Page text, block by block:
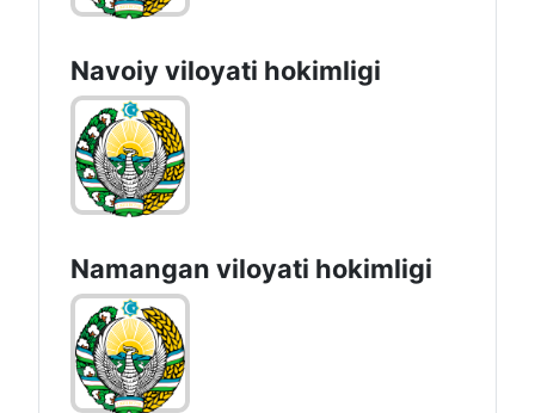
Qashqadaryo viloyati
hоkimligi
Navoiy vilоyati hоkimligi